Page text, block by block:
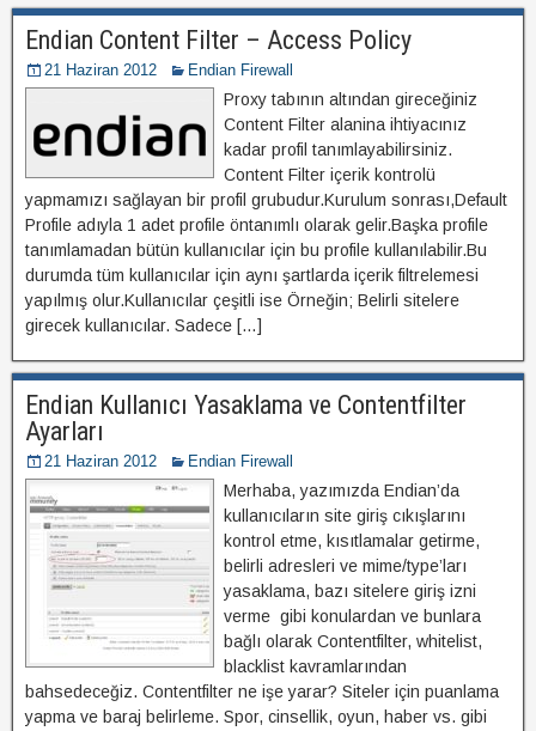
Endian Content Filter – Access Policy
21 Haziran 2012 Endian Firewall
Proxy tabının altından gireceğiniz
Content Filter alanina ihtiyacınız
kadar profil tanımlayabilirsiniz.
Content Filter içerik kontrolü
yapmamızı sağlayan bir profil grubudur.Kurulum sonrası,Default
Profile adıyla 1 adet profile öntanımlı olarak gelir.Başka profile
tanımlamadan bütün kullanıcılar için bu profile kullanılabilir.Bu
durumda tüm kullanıcılar için aynı şartlarda içerik filtrelemesi
yapılmış olur.Kullanıcılar çeşitli ise Örneğin; Belirli sitelere
girecek kullanıcılar. Sadece […]
Endian Kullanıcı Yasaklama ve Contentfilter
Ayarları
21 Haziran 2012 Endian Firewall
Merhaba, yazımızda Endian’da
kullanıcıların site giriş cıkışlarını
kontrol etme, kısıtlamalar getirme,
belirli adresleri ve mime/type’ları
yasaklama, bazı sitelere giriş izni
verme gibi konulardan ve bunlara
bağlı olarak Contentfilter, whitelist,
blacklist kavramlarından
bahsedeceğiz. Contentfilter ne işe yarar? Siteler için puanlama
yapma ve baraj belirleme. Spor, cinsellik, oyun, haber vs. gibi